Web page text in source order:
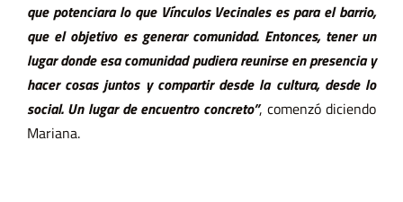
que potenciara lo que Vínculos Vecinales es para el barrio,
que el objetivo es generar comunidad. Entonces, tener un
lugar donde esa comunidad pudiera reunirse en presencia y
hacer cosas juntos y compartir desde la cultura, desde lo
social. Un lugar de encuentro concreto”, comenzó diciendo
Mariana.